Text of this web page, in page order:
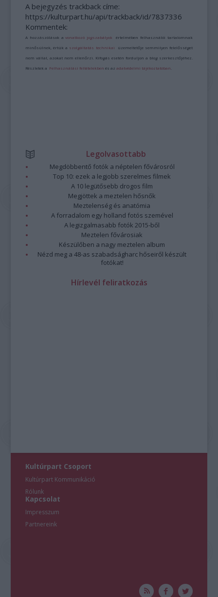
A bejegyzés trackback címe:
https://kulturpart.hu/api/trackback/id/7837336
Kommentek:
A hozzászólások avonatkozó jogszabályok értelmében felhasználói tartalomnak
minősülnek, értük a szolgáltatás technikai üzemeltetője semmilyen felelősséget
nem vállal, azokat nem ellenőrzi. Kifogás esetén forduljon a blog szerkesztőjéhez.
Részletek a Felhasználási feltételekben és azadatvédelmi tájékoztatóban
Legolvasottabb
Megdöbbentő fotók a néptelen fővárosról
Top 10: ezek a legjobb szerelmes filmek
A 10 legütősebb drogos film
Megjöttek a meztelen hősnők
Meztelenség és anatómia
A forradalom egy holland fotós szemével
A legizgalmasabb fotók 2015-ből
Meztelen fővárosiak
Készülőben a nagy meztelen album
Nézd meg a 48-as szabadságharc hőseiről készült
fotókat!
Hírlevél feliratkozás
Kultúrpart Csoport
Kultúrpart Kommunikáció
Rólunk
Kapcsolat
Impresszum
Partnereink